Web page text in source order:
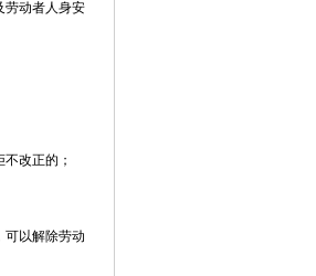
劳动者人身安
改正的；
以解除劳动